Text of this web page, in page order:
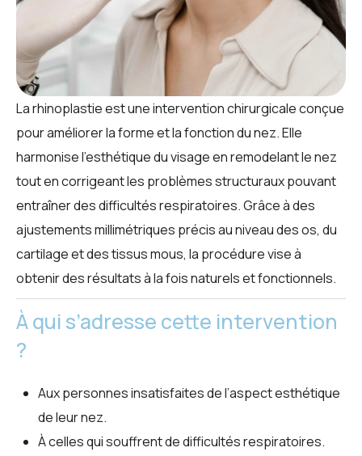
La rhinoplastie est une intervention chirurgicale conçue
pour améliorer la forme et la fonction du nez. Elle
harmonise l’esthétique du visage en remodelant le nez
tout en corrigeant les problèmes structuraux pouvant
entraîner des difficultés respiratoires. Grâce à des
ajustements millimétriques précis au niveau des os, du
cartilage et des tissus mous, la procédure vise à
obtenir des résultats à la fois naturels et fonctionnels.
À qui s’adresse cette intervention
?
Aux personnes insatisfaites de l’aspect esthétique
de leur nez.
À celles qui souffrent de difficultés respiratoires.